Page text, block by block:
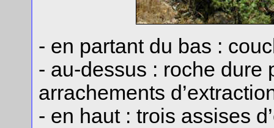
- en partant du bas :
- au-dessus : roche dure
arrachements
- en haut : trois assises